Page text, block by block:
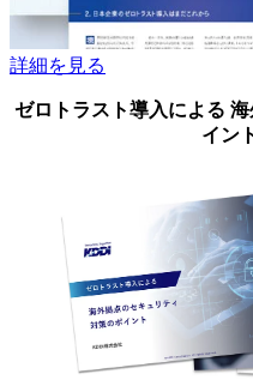
詳細を見る
ゼロトラスト導入による
イン